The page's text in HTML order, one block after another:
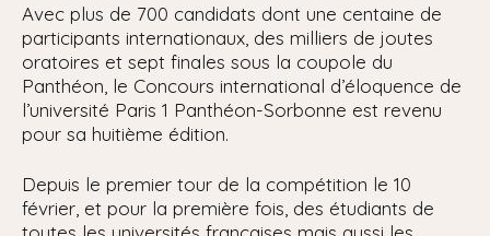
Avec plus de 700 candidats dont une centaine de
participants internationaux, des milliers de joutes
oratoires et sept finales sous la coupole du
Panthéon, le Concours international d’éloquence de
l’université Paris 1 Panthéon-Sorbonne est revenu
pour sa huitième édition.
Depuis le premier tour de la compétition le 10
février, et pour la première fois, des étudiants de